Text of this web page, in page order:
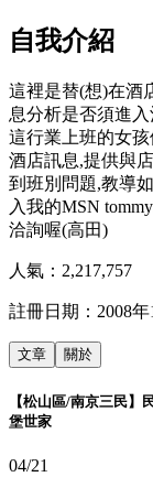
自我介紹
這裡是替(想)在酒
息分析是否須進
這行業上班的女
酒店訊息,提供與
到班別問題,教導
入我的MSN
洽詢喔(高田)
人氣： 2,217,757
註冊日期： 2008年
文章 關於
【松山區/南京三民
堡世家
04/21